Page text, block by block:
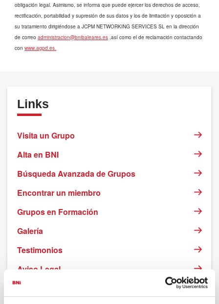
obligación legal. Asimismo, se informa que puede ejercer los derechos de acceso,
rectificación, portabilidad y supresión de sus datos y los de limitación y oposición a
su tratamiento dirigiéndose a JCPM NETWORKING SERVICES SL en la dirección
de correo administracion@bnibaleares.es ,así como el de reclamación contactando
con www.agpd.es.
Links
Visita un Grupo
Alta en BNI
Búsqueda Avanzada de Grupos
Encontrar un miembro
Grupos en Formación
Galería
Testimonios
Aviso Legal